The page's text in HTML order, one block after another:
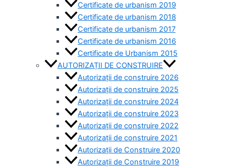
Certificate de urbanism 2019
Certificate de urbanism 2018
Certificate de urbanism 2017
Certificate de urbanism 2016
Certificate de Urbanism 2015
AUTORIZAȚII DE CONSTRUIRE
Autorizații de construire 2026
Autorizații de construire 2025
Autorizații de construire 2024
Autorizații de construire 2023
Autorizații de construire 2022
Autorizații de construire 2021
Autorizații de Construire 2020
Autorizații de Construire 2019